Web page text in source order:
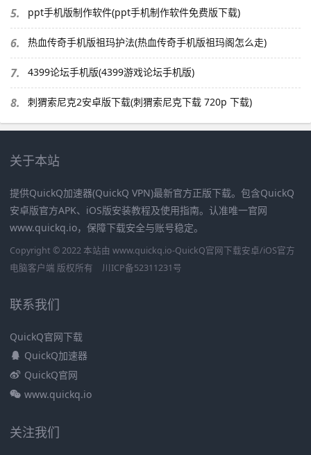
5. ppt手机版制作软件(ppt手机制作软件免费版下载)
6. 热血传奇手机版祖玛护法(热血传奇手机版祖玛阁怎么走)
7. 4399论坛手机版(4399游戏论坛手机版)
8. 刺猬索尼克2安卓版下载(刺猬索尼克下载 720p 下载)
关于本站
提供QuickQ加速器(QuickQ VPN)最新官方正版下载。包含QuickQ
安卓版官方APK、iOS版安装教程及使用指南。认准唯一官网
www.quickq.io，保障下载安全与账号稳定。
Copyright © 2022 本站由 www.quickq.io-QuickQ官网下载安卓/iOS官方
电脑客户端 版权所有
川ICP备52311231号
联系我们
QuickQ官网下载
QuickQ加速器
QuickQ官网
www.quickq.io
关注我们